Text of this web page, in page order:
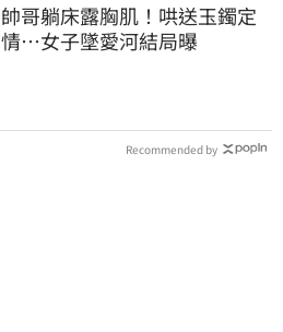
帥哥躺床露胸肌！哄送玉鐲定
情…女子墜愛河結局曝
Recommended by